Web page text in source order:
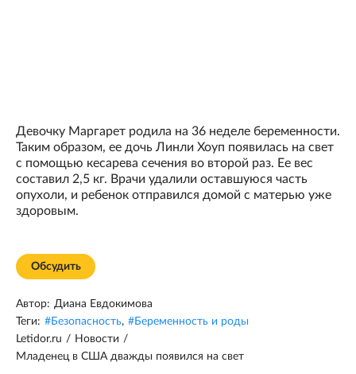
Девочку Маргарет родила на 36 неделе беременности.
Таким образом, ее дочь Линли Хоуп появилась на свет
с помощью кесарева сечения во второй раз. Ее вес
составил 2,5 кг. Врачи удалили оставшуюся часть
опухоли, и ребенок отправился домой с матерью уже
здоровым.
Обсудить
Автор: Диана Евдокимова
Теги: #Безопасность, #Беременность и роды
Letidor.ru / Новости /
Младенец в США дважды появился на свет